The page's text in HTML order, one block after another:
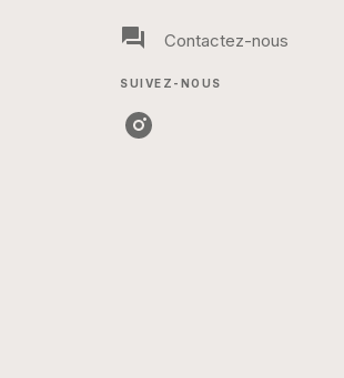
question_answer Contactez-nous
SUIVEZ-NOUS